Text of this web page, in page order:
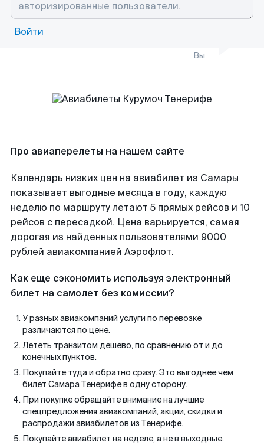
Войти
Вы
Про авиаперелеты на нашем сайте
Календарь низких цен на авиабилет из Самары
показывает выгодные месяца в году, каждую
неделю по маршруту летают 5 прямых рейсов и 10
рейсов с пересадкой. Цена варьируется, самая
дорогая из найденных пользователями 9000
рублей авиакомпанией Аэрофлот.
Как еще сэкономить используя электронный
билет на самолет без комиссии?
У разных авиакомпаний услуги по перевозке
различаются по цене.
Лететь транзитом дешево, по сравнению от и до
конечных пунктов.
Покупайте туда и обратно сразу. Это выгоднее чем
билет Самара Тенерифе в одну сторону.
При покупке обращайте внимание на лучшие
спецпредложения авиакомпаний, акции, скидки и
распродажи авиабилетов из Тенерифе.
Покупайте авиабилет на неделе, а не в выходные.